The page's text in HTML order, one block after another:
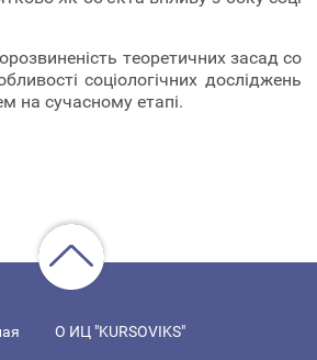
теоретичних засад со
соціологічних досліджень
на сучасному етапі.
О ИЦ "KURSOVIKS"